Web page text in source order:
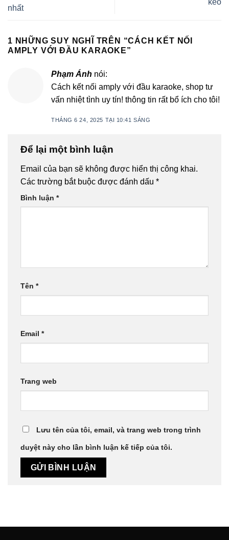
nhất
1 NHỮNG SUY NGHĨ TRÊN “CÁCH KẾT NỐI
AMPLY VỚI ĐẦU KARAOKE”
Phạm Ánh nói:
Cách kết nối amply với đầu karaoke, shop tư
vấn nhiệt tình uy tín! thông tin rất bổ ích cho tôi!
THÁNG 6 24, 2025 TẠI 10:41 SÁNG
Để lại một bình luận
Email của bạn sẽ không được hiển thị công khai.
Các trường bắt buộc được đánh dấu *
Bình luận *
Tên *
Email *
Trang web
Lưu tên của tôi, email, và trang web trong trình
duyệt này cho lần bình luận kế tiếp của tôi.